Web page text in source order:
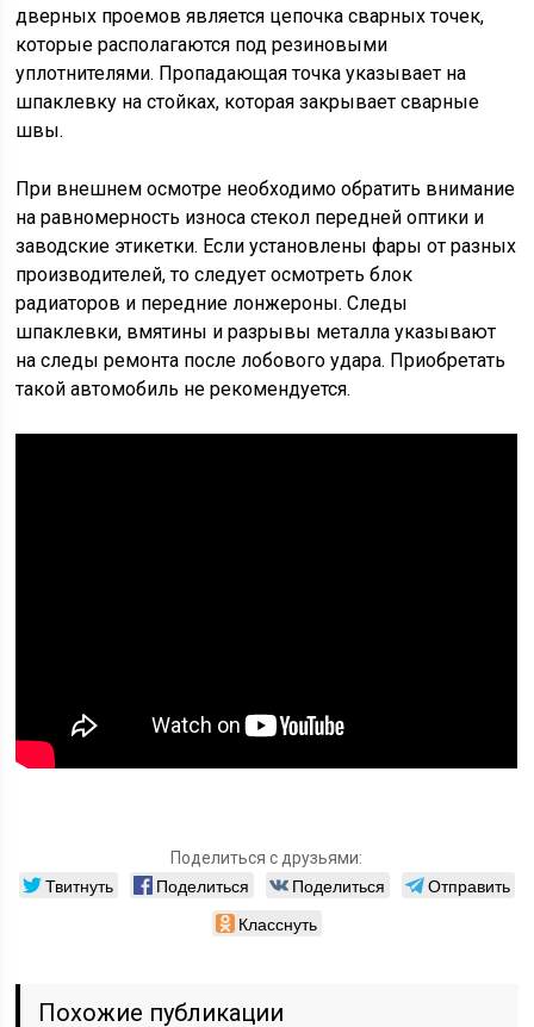
дверных проемов является цепочка сварных точек,
которые располагаются под резиновыми
уплотнителями. Пропадающая точка указывает на
шпаклевку на стойках, которая закрывает сварные
швы.
При внешнем осмотре необходимо обратить внимание
на равномерность износа стекол передней оптики и
заводские этикетки. Если установлены фары от разных
производителей, то следует осмотреть блок
радиаторов и передние лонжероны. Следы
шпаклевки, вмятины и разрывы металла указывают
на следы ремонта после лобового удара. Приобретать
такой автомобиль не рекомендуется.
Поделиться с друзьями:
Твитнуть Поделиться Поделиться
Отправить
Класснуть
Похожие публикации